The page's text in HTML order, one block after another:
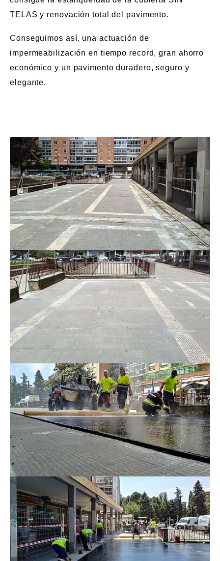
TELAS y renovación total del pavimento.
Conseguimos así, una actuación de
impermeabilización en tiempo record, gran ahorro
económico y un pavimento duradero, seguro y
elegante.